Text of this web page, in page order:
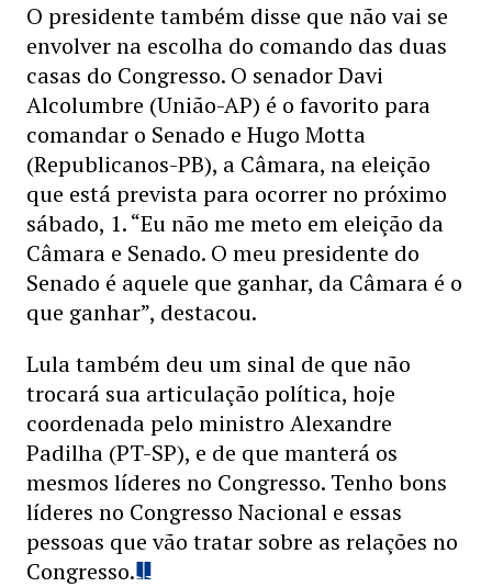
O presidente também disse que não vai se
envolver na escolha do comando das duas
casas do Congresso. O senador Davi
Alcolumbre (União-AP) é o favorito para
comandar o Senado e Hugo Motta
(Republicanos-PB), a Câmara, na eleição
que está prevista para ocorrer no próximo
sábado, 1. “Eu não me meto em eleição da
Câmara e Senado. O meu presidente do
Senado é aquele que ganhar, da Câmara é o
que ganhar”, destacou.
Lula também deu um sinal de que não
trocará sua articulação política, hoje
coordenada pelo ministro Alexandre
Padilha (PT-SP), e de que manterá os
mesmos líderes no Congresso. Tenho bons
líderes no Congresso Nacional e essas
pessoas que vão tratar sobre as relações no
Congresso.